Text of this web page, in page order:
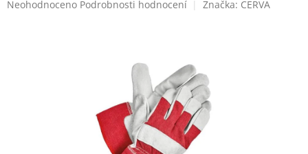
Průměrné
Neohodnoceno Podrobnosti hodnocení Značka: CERVA